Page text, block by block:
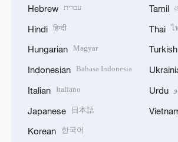
Hebrew עברית
Hindi हिन्दी
Hungarian Magyar
Indonesian Bahasa Indonesia
Italian Italiano
Japanese 日本語
Korean 한국어
Tamil
Thai ไ
Turkish
Urdu